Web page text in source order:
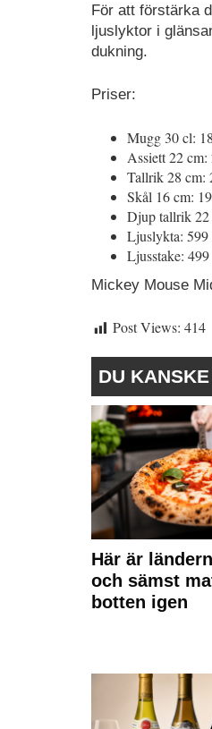
För att förstärka
ljuslyktor i
dukning.
Priser:
Mugg 30 cl:
Assiett 22
Tallrik 28 cm:
Skål 16 cm:
Djup tallrik
Ljuslykta:
Ljusstake:
Mickey Mouse
Post Views: 414
DU
Här är
och sämst
botten igen